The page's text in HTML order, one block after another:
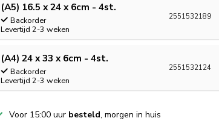
(A5) 16.5 x 24 x 6cm - 4st.
Backorder
Levertijd 2-3 weken
2551532189
(A4) 24 x 33 x 6cm - 4st.
Backorder
Levertijd 2-3 weken
2551532124
Voor 15:00 uur besteld, morgen in huis